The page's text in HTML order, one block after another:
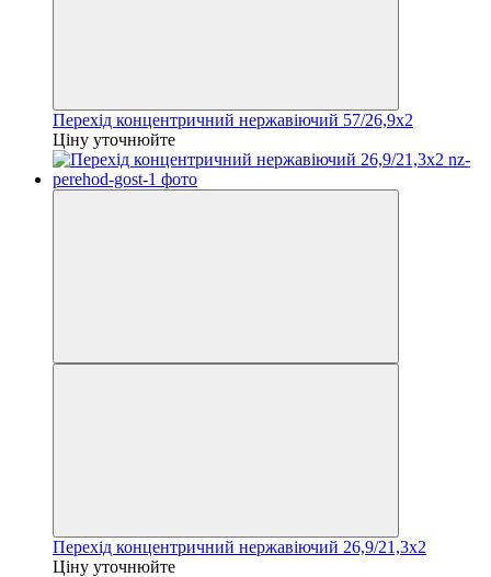
Перехід концентричний нержавіючий 57/26,9х2
Ціну уточнюйте
Перехід концентричний нержавіючий 26,9/21,3x2
Ціну уточнюйте